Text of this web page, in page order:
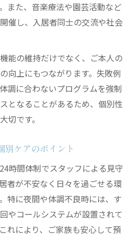
また、音楽療法や園芸活動など
催し、入居者同士の交流や社会
能の維持だけでなく、ご本人の
向上にもつながります。失敗例
調に合わないプログラムを強制
となることがあるため、個別性
切です。
別ケアのポイント
時間体制でスタッフによる見守
者が不安なく日々を過ごせる環
特に夜間や体調不良時には、す
やコールシステムが設置されて
れにより、ご家族も安心して預